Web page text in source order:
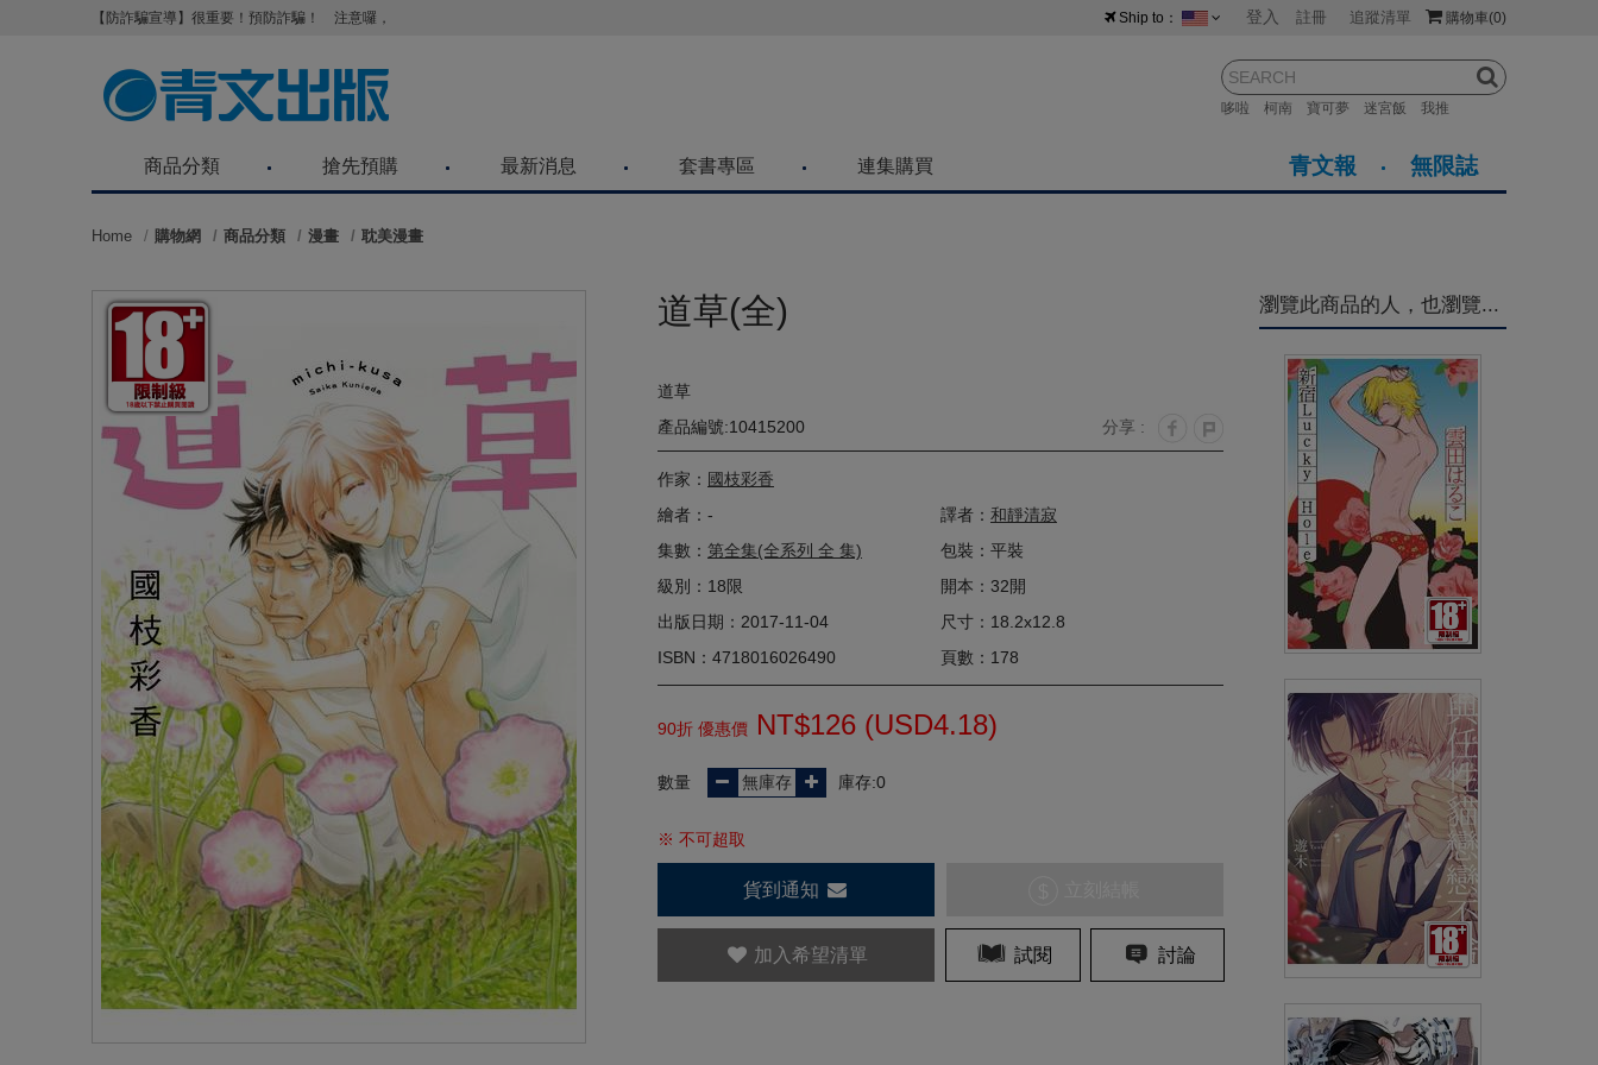
購物車(0)
登入 註冊 追蹤清單
哆啦 柯南 寶可夢 迷宮飯 我推
Ship to：
紐西蘭 馬來西亞
菲律賓
【防詐騙宣導】很重要！預防詐騙！ 注意囉，不要被騙了！請各位喜歡青文購物網的朋友們，提高警覺！
商品分類 搶先預購 最新消息 套書專區 連集購買 青文報 無限誌
Home 購物網 商品分類 漫畫 耽美漫畫
道草(全)
道草
產品編號:10415200
分享 :
作家： 國枝彩香
繪者：-
譯者： 和靜清寂
集數： 第全集(全系列 全 集)
包裝：平裝
級別：18限
開本：32開
出版日期：2017-11-04
尺寸：18.2x12.8
ISBN：4718016026490
頁數：178
90折 優惠價 NT$126 (USD4.18)
數量 庫存:0
※ 不可超取
貨到通知
加入希望清單 試閱 討論
瀏覽此商品的人，也瀏覽...
NT$130 90折 NT$117 (USD3.88)